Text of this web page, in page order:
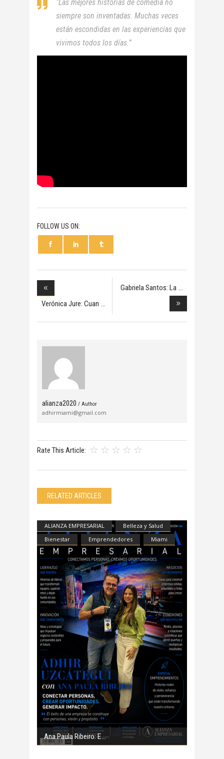
“Las mejores historias de comedia no
siempre son inventadas. Muchas veces
están escondidas en las experiencias que
vivimos todos los días.”
FOLLOW US ON:
Verónica Jure: Cuan
Gabriela Santos: La
alianza2020 / Author
adhirmiami@gmail.com
Rate This Article:
RELATED ARTICLES
ALIANZA EMPRESARIAL
Belleza y Salud
Bienestar
Emprendedores Miami
Ana Paula Ribeiro: E